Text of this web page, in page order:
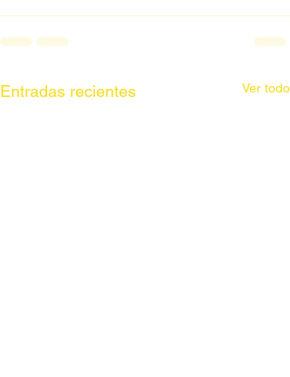
Entradas recientes Ver todo